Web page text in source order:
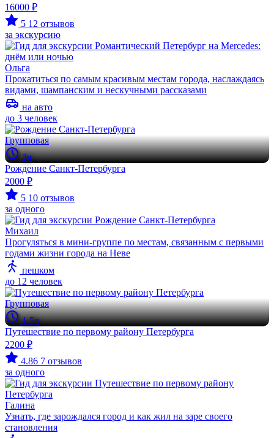
16000 ₽
5 12 отзывов
за экскурсию
Ольга
Прокатиться по самым красивым местам города, наслаждаясь
видами, шампанским и нескучными рассказами
на авто
до 3 человек
Групповая
2ч
Рождение Санкт-Петербурга
2000 ₽
5 10 отзывов
за одного
Михаил
Прогуляться в мини-группе по местам, связанным с первыми
годами жизни города на Неве
пешком
до 12 человек
Групповая
1.5ч
Путешествие по первому району Петербурга
2200 ₽
4.86 7 отзывов
за одного
Галина
Узнать, где зарождался город и как жил на заре своего
становления